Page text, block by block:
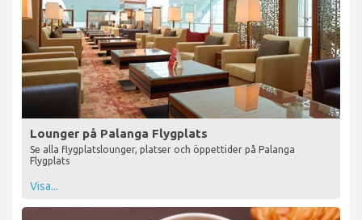
Lounger på Palanga Flygplats
Se alla flygplatslounger, platser och öppettider på Palanga
Flygplats
Visa...